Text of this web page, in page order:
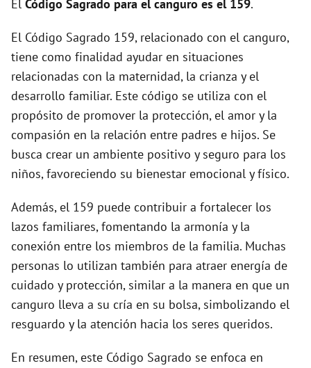
e
o
El Código Sagrado para el canguro es el 159.
El Código Sagrado 159, relacionado con el canguro,
tiene como finalidad ayudar en situaciones
relacionadas con la maternidad, la crianza y el
desarrollo familiar. Este código se utiliza con el
propósito de promover la protección, el amor y la
compasión en la relación entre padres e hijos. Se
busca crear un ambiente positivo y seguro para los
niños, favoreciendo su bienestar emocional y físico.
Además, el 159 puede contribuir a fortalecer los
lazos familiares, fomentando la armonía y la
conexión entre los miembros de la familia. Muchas
personas lo utilizan también para atraer energía de
cuidado y protección, similar a la manera en que un
canguro lleva a su cría en su bolsa, simbolizando el
resguardo y la atención hacia los seres queridos.
En resumen, este Código Sagrado se enfoca en